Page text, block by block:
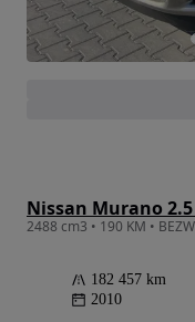
Nissan Murano
182 457 km
2010